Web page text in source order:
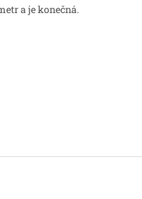
a je konečná.